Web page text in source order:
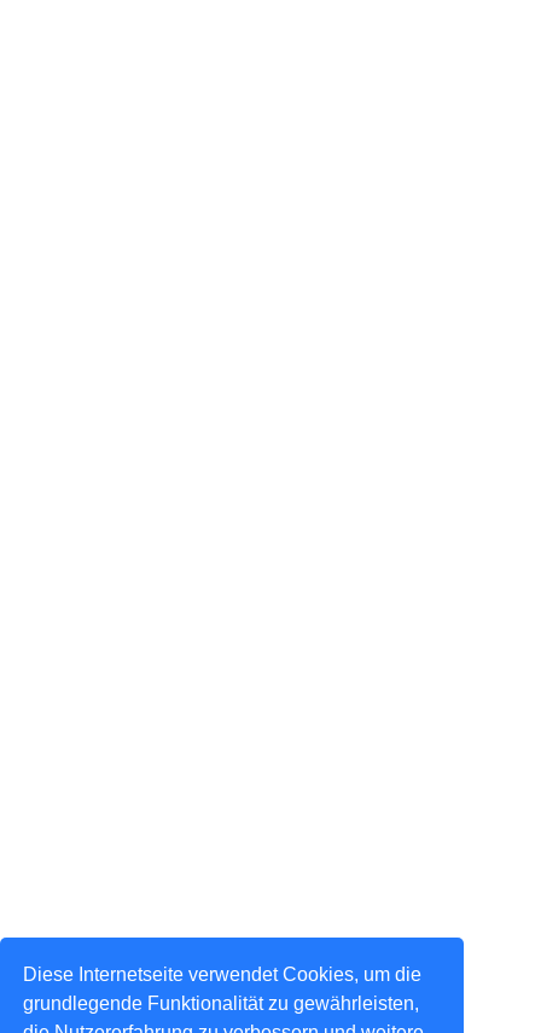
Diese Internetseite verwendet Cookies, um die
grundlegende Funktionalität zu gewährleisten,